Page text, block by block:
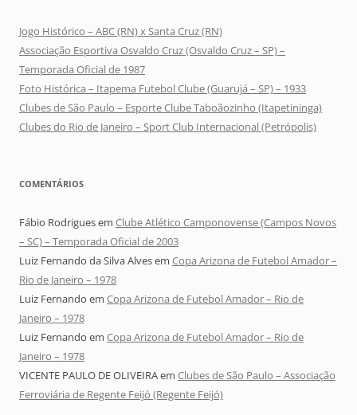
Jogo Histórico – ABC (RN) x Santa Cruz (RN)
Associação Esportiva Osvaldo Cruz (Osvaldo Cruz – SP) –
Temporada Oficial de 1987
Foto Histórica – Itapema Futebol Clube (Guarujá – SP) – 1933
Clubes de São Paulo – Esporte Clube Taboãozinho (Itapetininga)
Clubes do Rio de Janeiro – Sport Club Internacional (Petrópolis)
COMENTÁRIOS
Fábio Rodriguesem Clube Atlético Camponovense (Campos Novos
– SC) – Temporada Oficial de 2003
Luiz Fernando da Silva Alvesem Copa Arizona de Futebol Amador –
Rio de Janeiro – 1978
Luiz Fernando em Copa Arizona de Futebol Amador – Rio de
Janeiro – 1978
Luiz Fernando em Copa Arizona de Futebol Amador – Rio de
Janeiro – 1978
VICENTE PAULO DE OLIVEIRAem Clubes de São Paulo – Associação
Ferroviária de Regente Feijó (Regente Feijó)